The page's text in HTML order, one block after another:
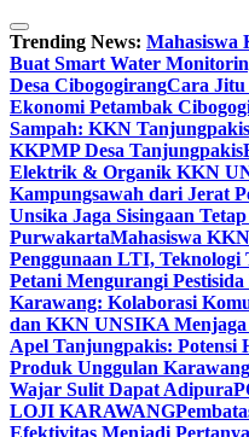
Skip
to
content
Trending News: Mahasiswa
Buat Smart Water
Desa CibogogirangCara Jitu
Ekonomi Petambak
Sampah: KKN
KKPMP Desa Tanjungpakis
Elektrik & Organik KKN
Kampungsawah dari Jerat
Unsika Jaga Sisingaan
PurwakartaMahasiswa
Penggunaan LTI,
Petani Mengurangi
Karawang: Kolaborasi
dan KKN UNSIKA
Apel Tanjungpakis:
Produk Unggulan Karawang
Wajar Sulit Dapat Adipura
LOJI KARAWANG
Efektivitas Menjadi